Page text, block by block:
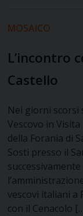
MOSAICO
L’incontro
Castello
Nei giorni
Vescovo in
della Forania di
Sosti presso il
vescovi italiani a
con il Cenacolo